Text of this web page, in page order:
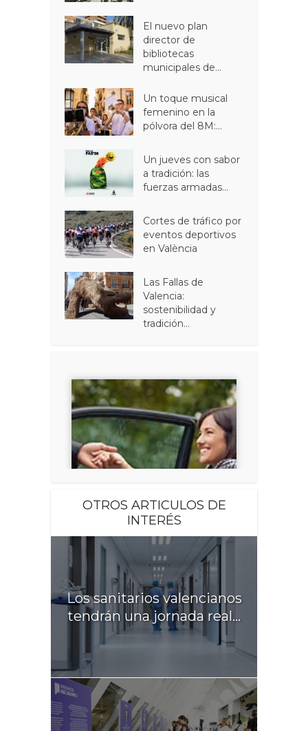
El nuevo plan
director de
bibliotecas
municipales de...
Un toque musical
femenino en la
pólvora del 8M:...
Un jueves con sabor
a tradición: las
fuerzas armadas...
Cortes de tráfico por
eventos deportivos
en València
Las Fallas de
Valencia:
sostenibilidad y
tradición...
OTROS ARTICULOS DE
INTERÉS
Los sanitarios valencianos
tendrán una jornada real...